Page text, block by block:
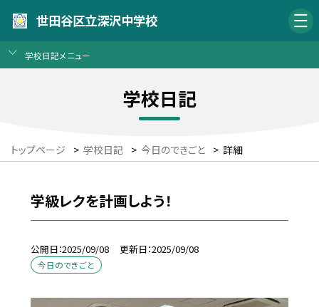
世田谷区立深沢中学校
学校日記メニュー
学校日記
トップページ > 学校日記 > 今日のできごと > 詳細
学級レクを計画しよう！
公開日 2025/09/08 更新日 2025/09/08
今日のできごと